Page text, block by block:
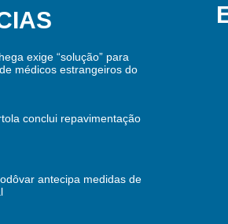
exige “solução” para
médicos estrangeiros do
conclui repavimentação
antecipa medidas de